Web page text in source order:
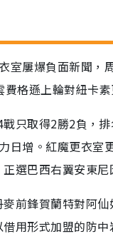
室屢爆負面新聞
格遜上輪對紐卡
只取得2勝2負，
日增。紅魔更衣
選巴西右翼安東
前鋒賀蘭特對阿
用形式加盟的防